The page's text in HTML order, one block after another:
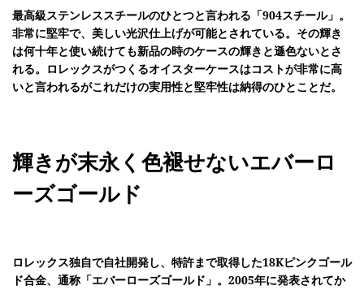
最高級ステンレススチールのひとつと言われる「904スチール」。
非常に堅牢で、美しい光沢仕上げが可能とされている。その輝き
は何十年と使い続けても新品の時のケースの輝きと遜色ないとさ
れる。ロレックスがつくるオイスターケースはコストが非常に高
いと言われるがこれだけの実用性と堅牢性は納得のひとことだ。
輝きが末永く色褪せないエバーロ
ーズゴールド
ロレックス独自で自社開発し、特許まで取得した18Kピンクゴール
ド合金、通称「エバーローズゴールド」。2005年に発表されてか